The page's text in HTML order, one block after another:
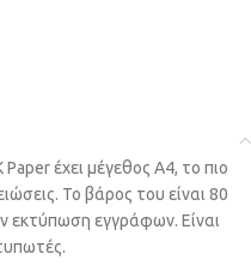
έχει μέγεθος Α4, το πιο
Το βάρος του είναι 80
εκτύπωση εγγράφων. Είναι